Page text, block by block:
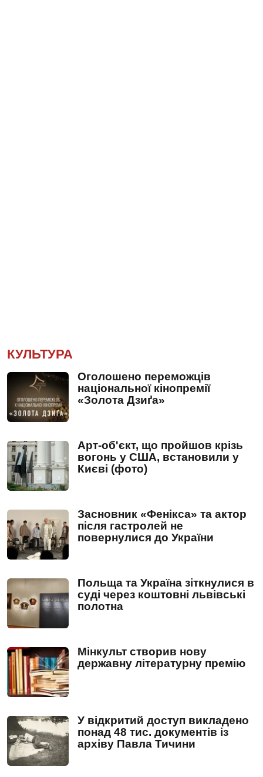
КУЛЬТУРА
Оголошено переможців
національної кінопремії
«Золота Дзиґа»
Арт-об'єкт, що пройшов крізь
вогонь у США, встановили у
Києві (фото)
Засновник «Фенікса» та актор
після гастролей не
повернулися до України
Польща та Україна зіткнулися в
суді через коштовні львівські
полотна
Мінкульт створив нову
державну літературну премію
У відкритий доступ викладено
понад 48 тис. документів із
архіву Павла Тичини